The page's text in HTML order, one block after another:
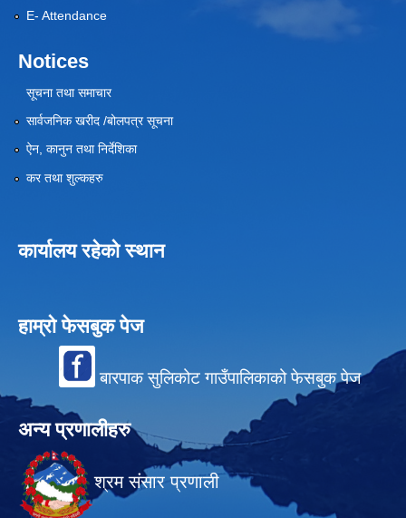
E- Attendance
Notices
सूचना तथा समाचार
सार्वजनिक खरीद /बोलपत्र सूचना
ऐन, कानुन तथा निर्देशिका
कर तथा शुल्कहरु
कार्यालय रहेको स्थान
हाम्रो फेसबुक पेज
बारपाक सुलिकोट गाउँपालिकाको फेसबुक पेज
अन्य प्रणालीहरु
श्रम संसार प्रणाली